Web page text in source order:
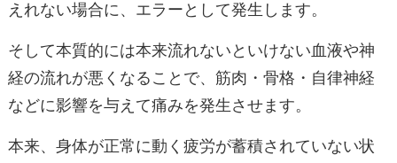
えれない場合に、エラーとして発生します。
そして本質的には本来流れないといけない血液や神
経の流れが悪くなることで、筋肉・骨格・自律神経
などに影響を与えて痛みを発生させます。
本来、身体が正常に動く疲労が蓄積されていない状